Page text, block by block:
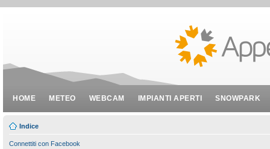
HOME METEO WEBCAM IMPIANTI APERTI SNOWPARK
Indice
Connettiti con Facebook